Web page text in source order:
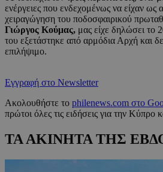
ενέργειες που ενδεχομένως να είχαν ως
χειραγώγηση του ποδοσφαιρικού
Γιώργος Κούμας, μας είχε δηλώσει το
του εξετάστηκε από αρμόδια Αρχή και
επιλήψιμο.
Εγγραφή στο Newsletter
Ακολουθήστε το philenews.com στο
πρώτοι όλες τις ειδήσεις για την Κύπρο
ΤΑ ΑΚΙΝΗΤΑ ΤΗΣ